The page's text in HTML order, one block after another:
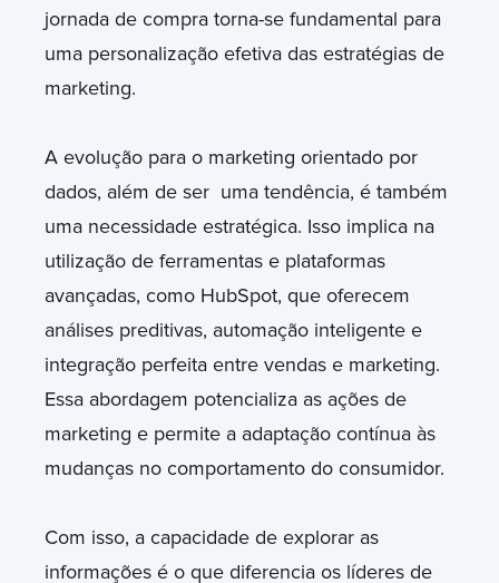
jornada de compra torna-se fundamental para
uma personalização efetiva das estratégias de
marketing.
A evolução para o marketing orientado por
dados, além de ser uma tendência, é também
uma necessidade estratégica. Isso implica na
utilização de ferramentas e plataformas
avançadas, como HubSpot, que oferecem
análises preditivas, automação inteligente e
integração perfeita entre vendas e marketing.
Essa abordagem potencializa as ações de
marketing e permite a adaptação contínua às
mudanças no comportamento do consumidor.
Com isso, a capacidade de explorar as
informações é o que diferencia os líderes de